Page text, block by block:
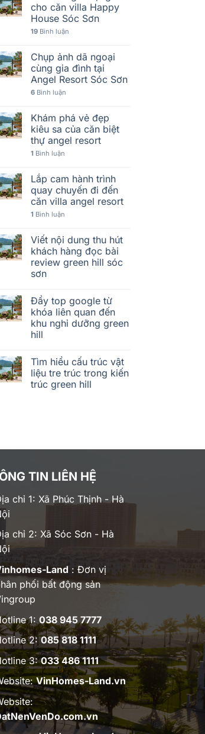
cho căn villa Happy
House Sóc Sơn
19Bình luận
Chụp ảnh dã ngoại
cùng gia đình tại
Angel Resort Sóc Sơn
6Bình luận
Khám phá vẻ đẹp
kiêu sa của căn biệt
thự angel resort
1 Bình luận
Lắp cam hành trình
quay chuyến đi đến
căn villa angel resort
1 Bình luận
Viết nội dung thu hút
khách hàng đọc bài
review green hill sóc
sơn
Đẩy top google từ
khóa liên quan đến
khu nghỉ dưỡng green
hill
Tìm hiểu cấu trúc vật
liệu tre trúc trong kiến
trúc green hill
TIN LIÊN HỆ
chỉ 1: Xã Phúc Thịnh - Hà
chỉ 2: Xã Sóc Sơn - Hà
Land: Đơn vị
phối bất động sản
1:038 945 7777
2:085 818 1111
3:033 486 1111
VinHomes-Land.vn